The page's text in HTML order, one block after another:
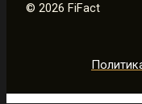
© 2026 FiFact